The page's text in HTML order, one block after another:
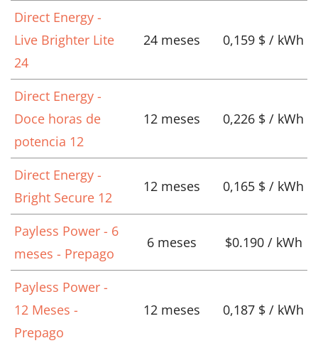
Direct Energy -
Live Brighter Lite
24
24 meses 0,159 $ / kWh
Direct Energy -
Doce horas de
potencia 12
12 meses 0,226 $ / kWh
Direct Energy -
Bright Secure 12
12 meses 0,165 $ / kWh
Payless Power - 6
meses - Prepago
6 meses $0.190 / kWh
Payless Power -
12 Meses -
Prepago
12 meses 0,187 $ / kWh